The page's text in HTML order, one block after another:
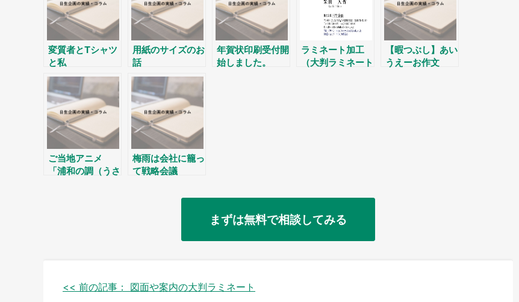
変質者とTシャツ
と私
用紙のサイズのお
話
年賀状印刷受付開
始しました。
ラミネート加工
（大判ラミネート
【暇つぶし】あい
うえーお作文
ご当地アニメ
「浦和の調（うさ
梅雨は会社に籠っ
て戦略会議
まずは無料で相談してみる
投
<< 前の記事：
図面や案内の大判ラミネート